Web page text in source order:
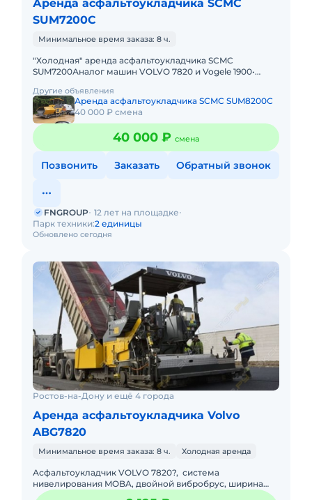
Аренда асфальтоукладчика SCMC
SUM7200C
Минимальное время заказа: 8 ч.
"Холодная" аренда асфальтоукладчика SCMC
SUM7200Аналог машин VOLVO 7820 и Vogele 1900•
Вес плиты
Другие объявления
Аренда асфальтоукладчика SCMC SUM8200С
40 000 ₽ смена
40 000 ₽ смена
Позвонить Заказать Обратный звонок
Обновлено сегодня
FNGROUP 12 лет на площадке
Парк техники:2 единицы
Ростов-на-Дону и ещё 4 города
Аренда асфальтоукладчика Volvo
ABG7820
Минимальное время заказа: 8 ч. Холодная аренда
Асфальтоукладчик VOLVO 7820?, система
нивелирования MOBA, двойной вибробрус, ширина
укладки 2500 - 5000 мм Опытный экипаж. Наличный и